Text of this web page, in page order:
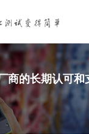
商的长期认可和